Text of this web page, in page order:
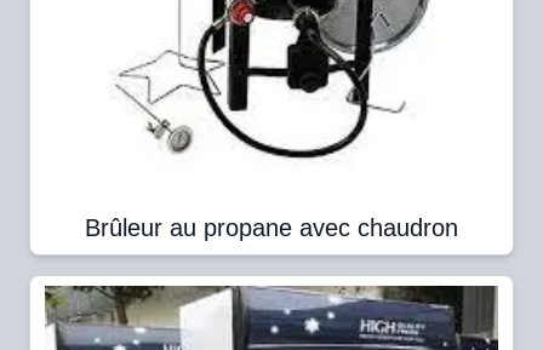
Brûleur au propane avec chaudron